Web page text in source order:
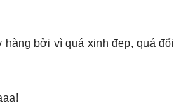
hàng bởi vì quá xinh đẹp, quá đổi